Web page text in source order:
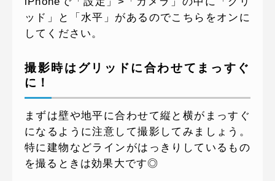
ッド」と「水平」があるのでこちらをオンに
してください。
撮影時はグリッドに合わせてまっすぐ
に！
まずは壁や地平に合わせて縦と横がまっすぐ
になるように注意して撮影してみましょう。
特に建物などラインがはっきりしているもの
を撮るときは効果大です◎